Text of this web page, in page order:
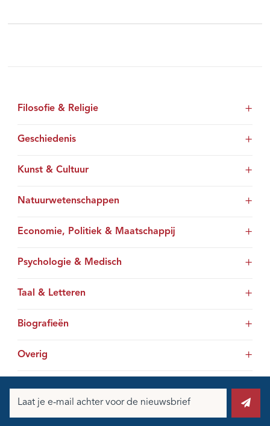
Filosofie & Religie
Geschiedenis
Kunst & Cultuur
Natuurwetenschappen
Economie, Politiek & Maatschappij
Psychologie & Medisch
Taal & Letteren
Biografieën
Overig
mailadres